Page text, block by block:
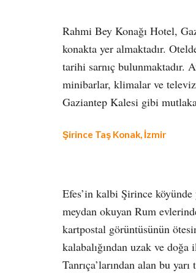
Rahmi Bey Konağı Hotel,
konakta yer almaktadır.
tarihi sarnıç bulunmaktadır.
minibarlar, klimalar ve
Gaziantep Kalesi gibi
Şirince Taş Konak, İzmir
Efes’in kalbi Şirince
meydan okuyan Rum
kartpostal görüntüsünün
kalabalığından uzak ve
Tanrıça’larından alan bu